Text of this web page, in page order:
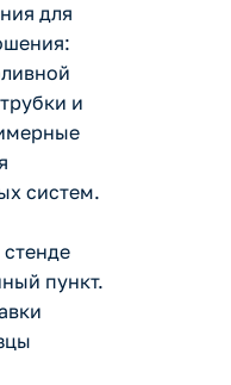
для
и
систем.
пункт.